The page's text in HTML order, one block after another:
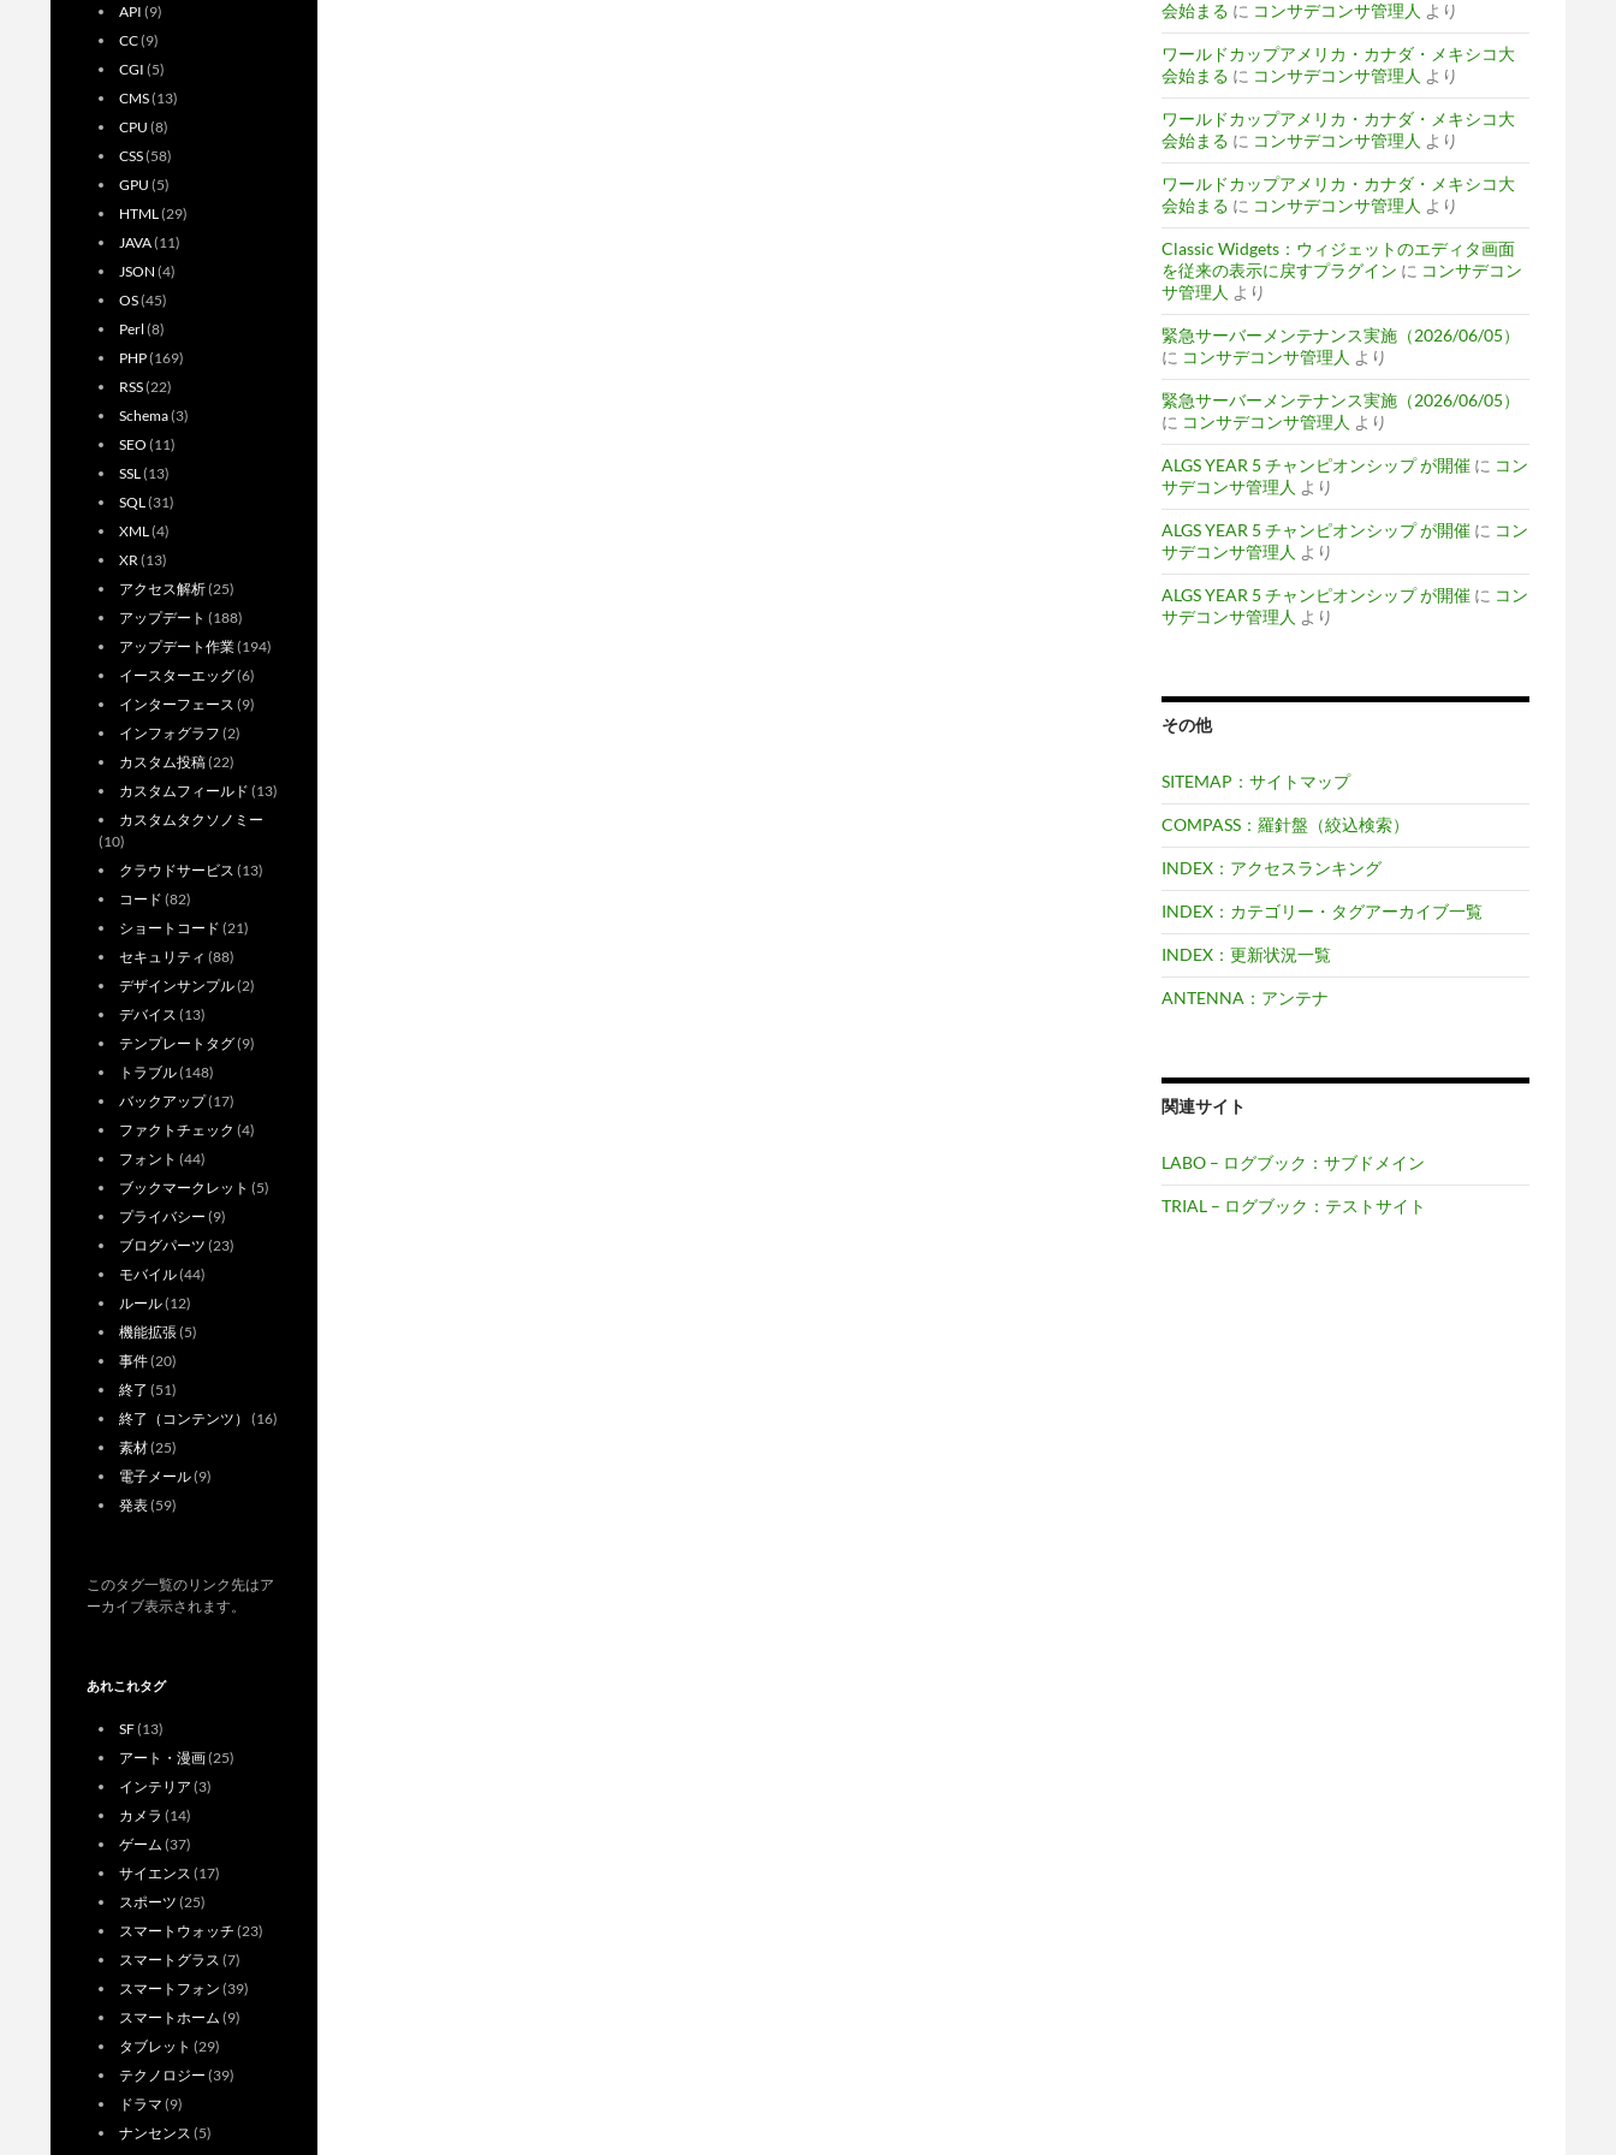
会始まる に コンサデコンサ管理人 より
ワールドカップアメリカ・カナダ・メキシコ大
会始まる に コンサデコンサ管理人 より
ワールドカップアメリカ・カナダ・メキシコ大
会始まる に コンサデコンサ管理人 より
ワールドカップアメリカ・カナダ・メキシコ大
会始まる に コンサデコンサ管理人 より
Classic Widgets：ウィジェットのエディタ画面
を従来の表示に戻すプラグイン に コンサデコン
サ管理人 より
緊急サーバーメンテナンス実施（2026/06/05）
に コンサデコンサ管理人 より
緊急サーバーメンテナンス実施（2026/06/05）
に コンサデコンサ管理人 より
ALGS YEAR 5 チャンピオンシップ が開催 に コン
サデコンサ管理人 より
ALGS YEAR 5 チャンピオンシップ が開催 に コン
サデコンサ管理人 より
ALGS YEAR 5 チャンピオンシップ が開催 に コン
サデコンサ管理人 より
その他
SITEMAP：サイトマップ
COMPASS：羅針盤（絞込検索）
INDEX：アクセスランキング
INDEX：カテゴリー・タグアーカイブ一覧
INDEX：更新状況一覧
ANTENNA：アンテナ
関連サイト
LABO – ログブック：サブドメイン
TRIAL – ログブック：テストサイト
API (9)
CC(9)
CGI (5)
CMS(13)
CPU (8)
CSS(58)
GPU (5)
HTML(29)
JAVA(11)
JSON (4)
OS(45)
Perl (8)
PHP(169)
RSS(22)
Schema(3)
SEO (11)
SSL(13)
SQL(31)
XML(4)
XR(13)
アクセス解析(25)
アップデート (188)
アップデート作業(194)
イースターエッグ(6)
インターフェース (9)
インフォグラフ (2)
カスタム投稿(22)
カスタムフィールド (13)
カスタムタクソノミー
(10)
クラウドサービス (13)
コード (82)
ショートコード (21)
セキュリティ (88)
デザインサンプル(2)
デバイス (13)
テンプレートタグ(9)
トラブル(148)
バックアップ(17)
ファクトチェック (4)
フォント (44)
ブックマークレット (5)
プライバシー (9)
ブログパーツ (23)
モバイル(44)
ルール(12)
機能拡張(5)
事件(20)
終了 (51)
終了（コンテンツ） (16)
素材(25)
電子メール(9)
発表(59)
このタグ一覧のリンク先はア
ーカイブ表示されます。
あれこれタグ
SF(13)
アート・漫画(25)
インテリア (3)
カメラ (14)
ゲーム (37)
サイエンス (17)
スポーツ (25)
スマートウォッチ (23)
スマートグラス (7)
スマートフォン (39)
スマートホーム (9)
タブレット (29)
テクノロジー (39)
ドラマ (9)
ナンセンス (5)